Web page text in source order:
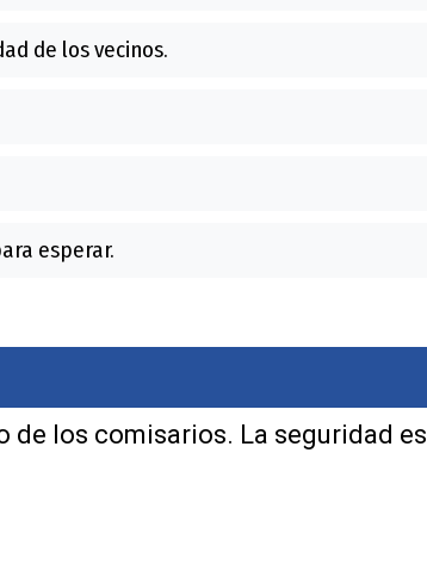
de los vecinos.
esperar.
los comisarios. La seguridad es